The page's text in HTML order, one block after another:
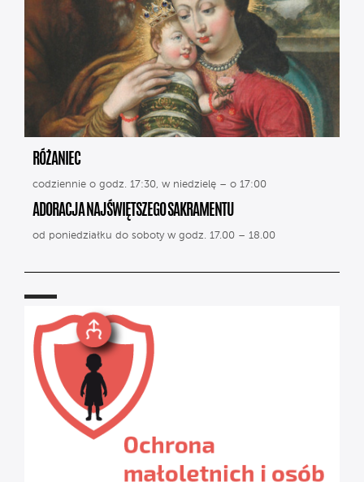
RÓŻANIEC
codziennie o godz. 17:30, w niedzielę – o 17:00
ADORACJA NAJŚWIĘTSZEGO SAKRAMENTU
od poniedziałku do soboty w godz. 17.00 – 18.00